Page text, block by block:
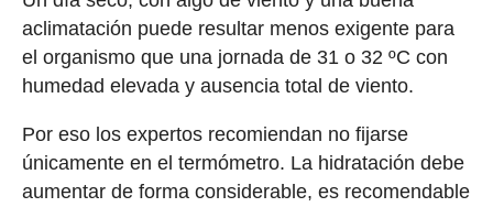
aclimatación puede resultar menos exigente para
el organismo que una jornada de 31 o 32 ºC con
humedad elevada y ausencia total de viento.
Por eso los expertos recomiendan no fijarse
únicamente en el termómetro. La hidratación debe
aumentar de forma considerable, es recomendable